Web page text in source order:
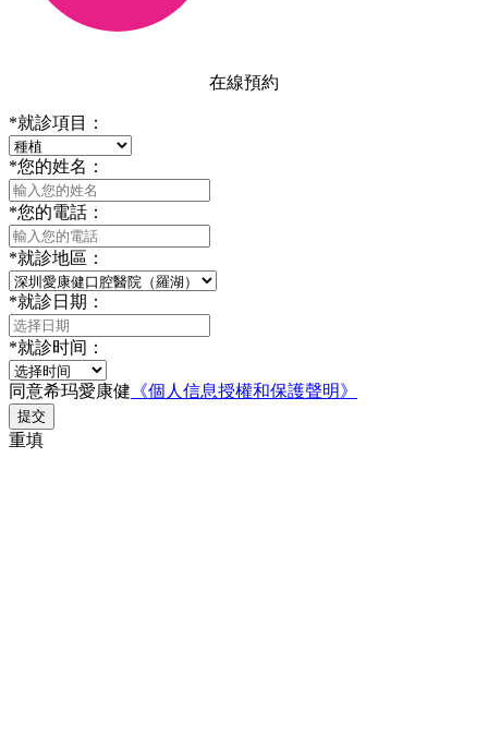
在線預約
*就診項目：
*您的姓名：
*您的電話：
*就診地區：
*就診日期：
*就診时间：
同意希玛愛康健 《個人信息授權和保護聲明》
提交
重填